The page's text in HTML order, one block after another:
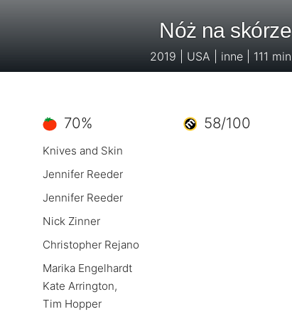
Nóż na skórze
2019 | USA | inne | 111 min
70% 58/100
Knives and Skin
Jennifer Reeder
Jennifer Reeder
Nick Zinner
Christopher Rejano
Marika Engelhardt
Kate Arrington,
Tim Hopper